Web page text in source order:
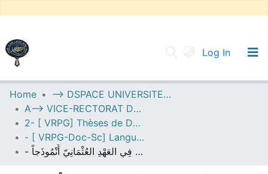
Log In
UNIVERSITY OF D.L SIDI BEL ABBES
Communities & Collections
All of DSpace
Statistics
Home
--> DSPACE UNIVERSITE DJILALLI LIABES DE SIDI BEL ABBES
A--> VICE-RECTORAT DE LA POST-GRADUATION
2- [ VRPG] Thèses de Doctorat en Sciences
- [ VRPG-Doc-Sc] Langue et littérature arabe --- لغة وأدب عربي
- خِطَابُ الرّحَلَات فِي التُّرَاثِ العَرَبِيّ – خِطَابُ الرِّحْلَةِ الجَزَائِرِيَّةِ فِي العَهْدِ العُثْمَانِيّ أُنْمُوذَجاً